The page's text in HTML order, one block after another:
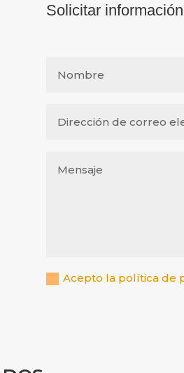
Solicitar
Acepto la política de